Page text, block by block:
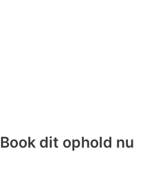
Book dit ophold nu